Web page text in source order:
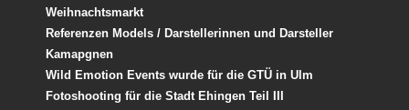
Weihnachtsmarkt
Referenzen Models / Darstellerinnen und Darsteller
Kamapgnen
Wild Emotion Events wurde für die GTÜ in Ulm
Fotoshooting für die Stadt Ehingen Teil III